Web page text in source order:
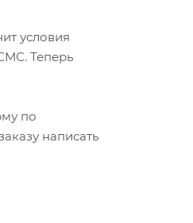
условия
Теперь
по
написать